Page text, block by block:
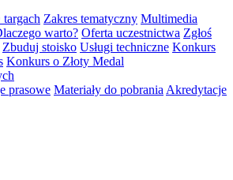
targach Zakres tematyczny Multimedia
warto? Oferta uczestnictwa Zgłoś
Zbuduj stoisko Usługi techniczne Konkurs
Konkurs o Złoty Medal
prasowe Materiały do pobrania Akredytacje